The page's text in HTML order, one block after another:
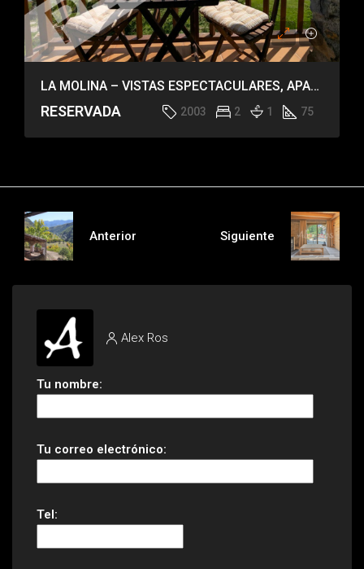
LA MOLINA – VISTAS ESPECTACULARES, APARTAMENTO IMPECABLE
RESERVADA 2003 2 1 75
Anterior Siguiente
Alex Ros
Tu nombre:
Tu correo electrónico:
Tel: